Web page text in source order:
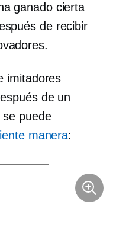
ganado cierta
de recibir
imitadores
de un
puede
manera: